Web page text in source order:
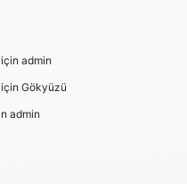
için admin
için Gökyüzü
admin